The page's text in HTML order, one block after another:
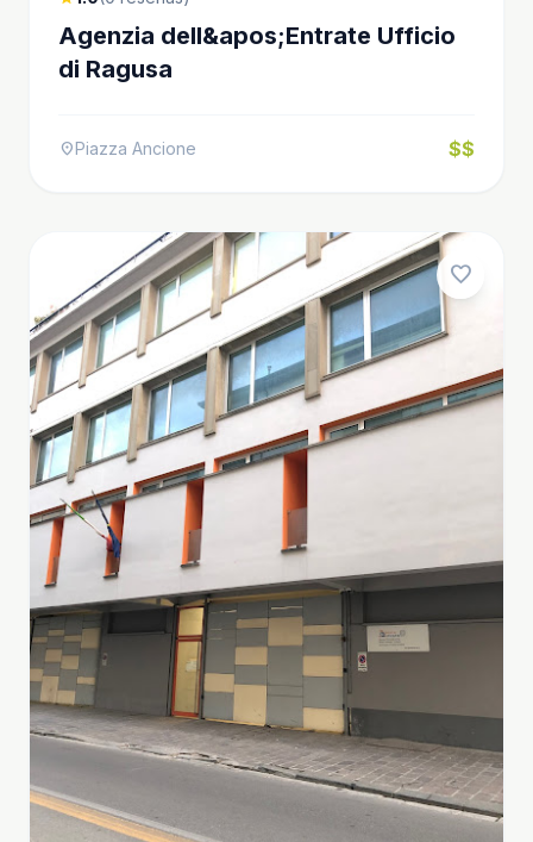
Agenzia dell&apos;Entrate Ufficio
di Ragusa
location_onPiazza Ancione $$
favorite